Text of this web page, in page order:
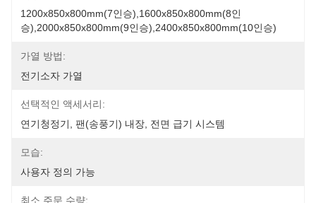
1200x850x800mm(7인승),1600x850x800mm(8인
승),2000x850x800mm(9인승),2400x850x800mm(10인승)
가열 방법:
전기소자 가열
선택적인 액세서리:
연기청정기, 팬(송풍기) 내장, 전면 급기 시스템
모습:
사용자 정의 가능
최소 주문 수량: